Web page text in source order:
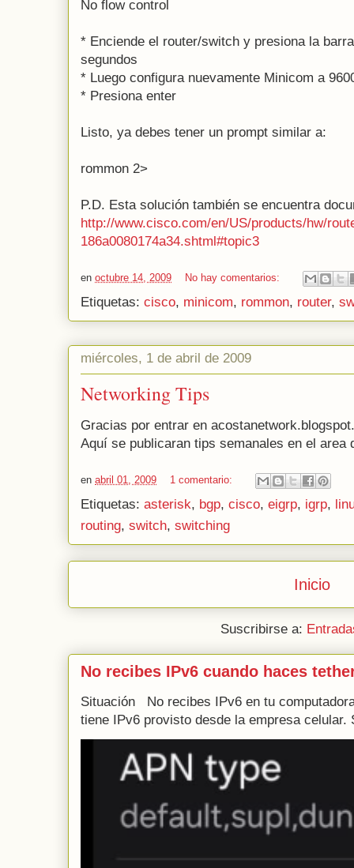
No flow control
* Enciende el router/switch y presiona la
segundos
* Luego configura nuevamente Minicom a
* Presiona enter
Listo, ya debes tener un prompt similar a:
rommon 2>
P.D. Esta solución también se encuentra
http://www.cisco.com/en/US/products/hw/
186a0080174a34.shtml#topic3
en octubre 14, 2009 No hay comentarios:
Etiquetas: cisco, minicom, rommon, router,
miércoles, 1 de abril de 2009
Networking Tips
Gracias por entrar en
Aquí se publicaran tips semanales en el area
en abril 01, 2009 1 comentario:
Etiquetas: asterisk, bgp, cisco, eigrp, igrp,
routing, switch, switching
Inicio
Suscribirse a:
No recibes IPv6 cuando haces
Situación No recibes IPv6 en tu
tiene IPv6 provisto desde la empresa